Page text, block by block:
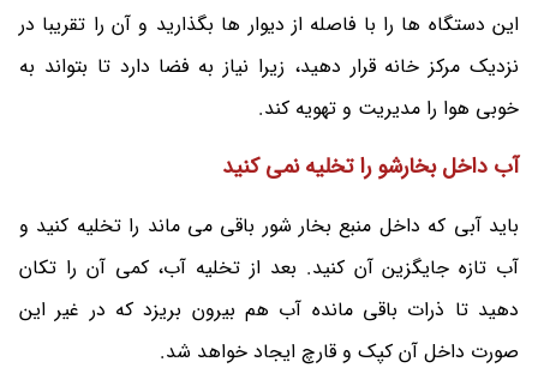
این دستگاه ها را با فاصله از دیوار ها بگذارید و آن را تقریبا در
نزدیک مرکز خانه قرار دهید، زیرا نیاز به فضا دارد تا بتواند به
خوبی هوا را مدیریت و تهویه کند.
آب داخل بخارشو را تخلیه نمی کنید
باید آبی که داخل منبع بخار شور باقی می ماند را تخلیه کنید و
آب تازه جایگزین آن کنید. بعد از تخلیه آب، کمی آن را تکان
دهید تا ذرات باقی مانده آب هم بیرون بریزد که در غیر این
صورت داخل آن کپک و قارچ ایجاد خواهد شد.